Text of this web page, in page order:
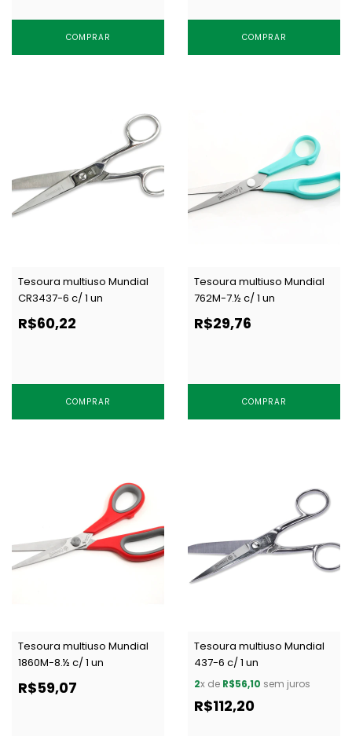
COMPRAR COMPRAR
Tesoura multiuso Mundial
CR3437-6 c/ 1 un
R$60,22
COMPRAR
Tesoura multiuso Mundial
762M-7.½ c/ 1 un
R$29,76
COMPRAR
Tesoura multiuso Mundial
1860M-8.½ c/ 1 un
R$59,07
Tesoura multiuso Mundial
437-6 c/ 1 un
2x de R$56,10 sem juros
R$112,20